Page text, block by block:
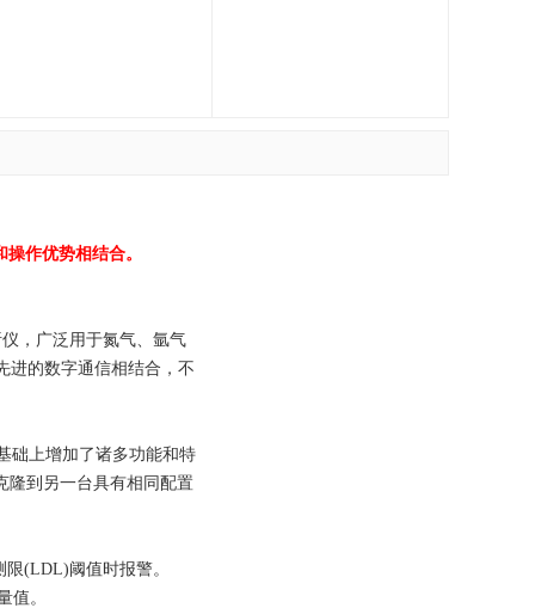
作优势相结合。
，广泛用于氮气、氩气
进的数字通信相结合，不
础上增加了诸多功能和特
隆到另一台具有相同配置
(LDL)阈值时报警。
值。